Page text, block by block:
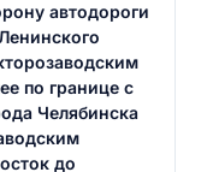
автодороги
по границе с
Челябинска
до